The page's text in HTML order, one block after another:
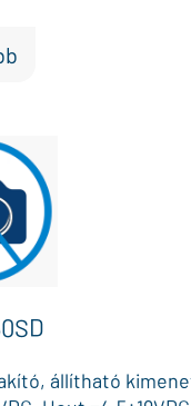
állítható